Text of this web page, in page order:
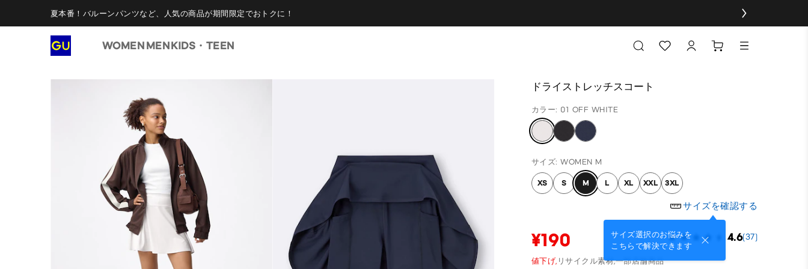
夏本番！バルーンパンツなど、人気の商品が期間限定でおトクに！
WOMEN MENKIDS・TEEN
ドライストレッチスコート
カラー: 01 OFF WHITE
サイズ: WOMEN M
XS S M L XL XXL 3XL
サイズを確認する
サイズ選択のお悩みを
こちらで解決できます
¥190 4.6(37)
値下げ, リサイクル素材,一部店舗商品